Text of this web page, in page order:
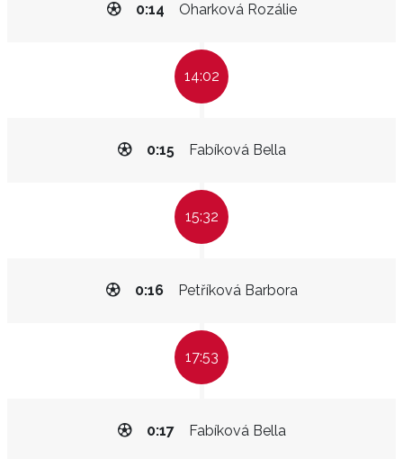
Oharková Rozálie
0:14
14:02
Fabíková Bella
0:15
15:32
Petříková Barbora
0:16
17:53
Fabíková Bella
0:17